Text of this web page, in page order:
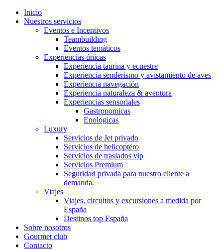
Inicio
Nuestros servicios
Eventos e Incentivos
Teambuilding
Eventos temáticos
Experiencias únicas
Experiencia taurina y ecuestre
Experiencia senderismo y avistamiento de aves
Experiencia navegación
Experiencia naturaleza & aventura
Experiencias sensoriales
Gastronomicas
Enologicas
Luxury
Servicios de Jet privado
Servicios de helicoptero
Servicios de traslados vip
Servicios Premium
Seguridad privada para nuestro cliente a
demanda.
Viajes
Viajes, circuitos y excursiones a medida por
España
Destinos top España
Sobre nosotros
Gourmet club
Contacto